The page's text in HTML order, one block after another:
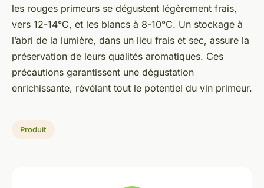
les rouges primeurs se dégustent légèrement frais,
vers 12-14°C, et les blancs à 8-10°C. Un stockage à
l’abri de la lumière, dans un lieu frais et sec, assure la
préservation de leurs qualités aromatiques. Ces
précautions garantissent une dégustation
enrichissante, révélant tout le potentiel du vin primeur.
Produit